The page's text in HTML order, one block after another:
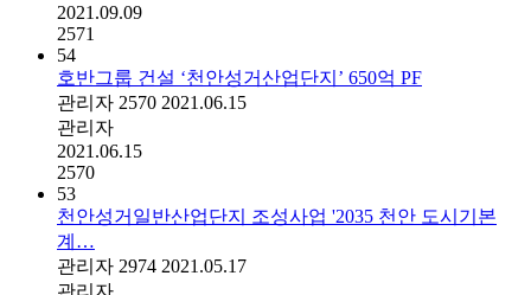
2021.09.09
2571
54
호반그룹 건설 ‘천안성거산업단지’ 650억 PF
관리자 2570 2021.06.15
관리자
2021.06.15
2570
53
천안성거일반산업단지 조성사업 '2035 천안 도시기본
계…
관리자 2974 2021.05.17
관리자